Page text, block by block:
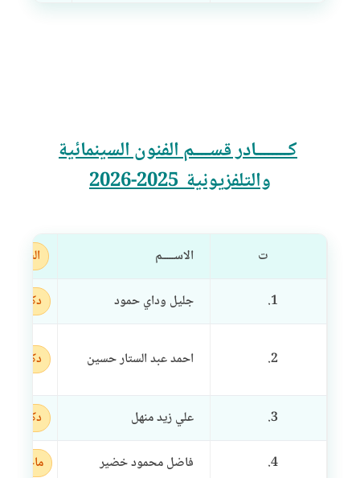
كــــــــادر قســــم الفنون السينمائية
والتلفزيونية 2025-2026
ت الاســـــم الشهادة
1. جليل وداي حمود دكتوراه
2. احمد عبد الستار حسين دكتوراه
3. علي زيد منهل دكتوراه
4. فاضل محمود خضير ماجستير